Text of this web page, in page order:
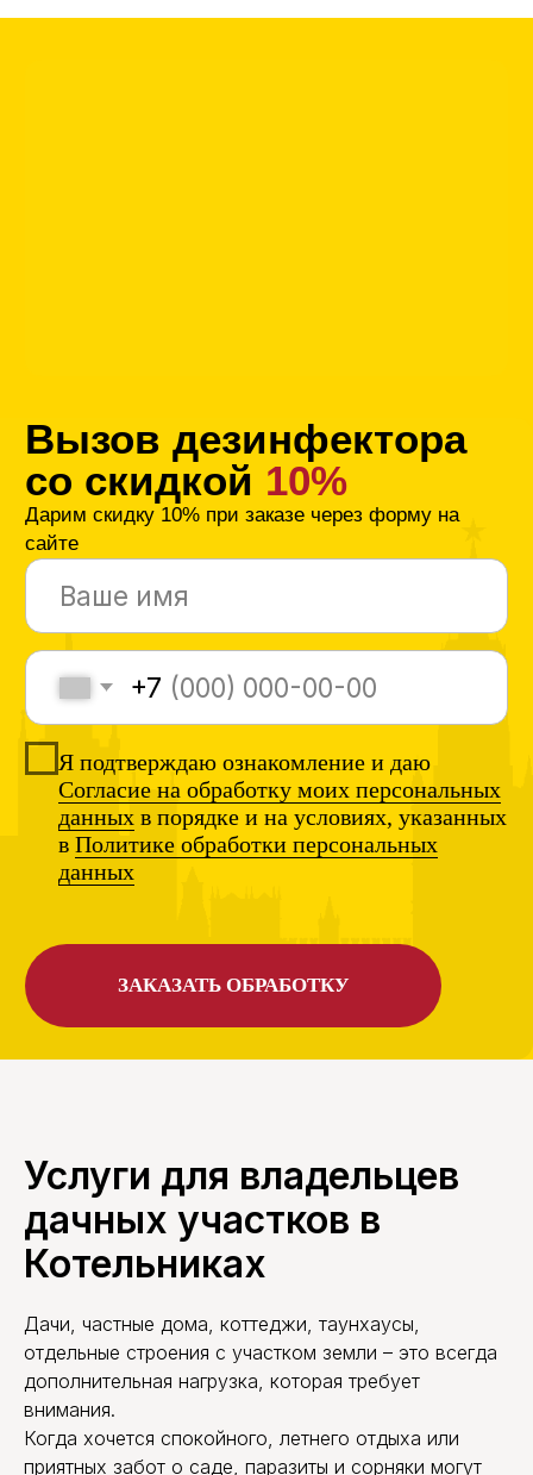
Услуги для владельцев
дачных участков в
Котельниках
Дачи, частные дома, коттеджи, таунхаусы,
отдельные строения с участком земли – это всегда
дополнительная нагрузка, которая требует
внимания.
Когда хочется спокойного, летнего отдыха или
приятных забот о саде, паразиты и сорняки могут